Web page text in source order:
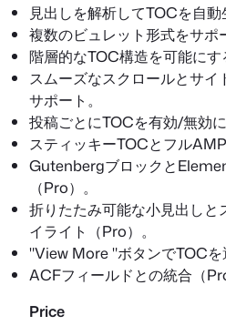
見出しを解析してTOCを自動
複数のビュレット形式をサポ
階層的なTOC構造を可能にす
スムーズなスクロールとサ
サポート。
投稿ごとにTOCを有効/無効に
スティッキーTOCとフル
Gutenbergブロックと
（Pro）。
折りたたみ可能な小見出しと
イライト（Pro）。
"View More "ボタンでTOCを
ACFフィールドとの統合（
Price